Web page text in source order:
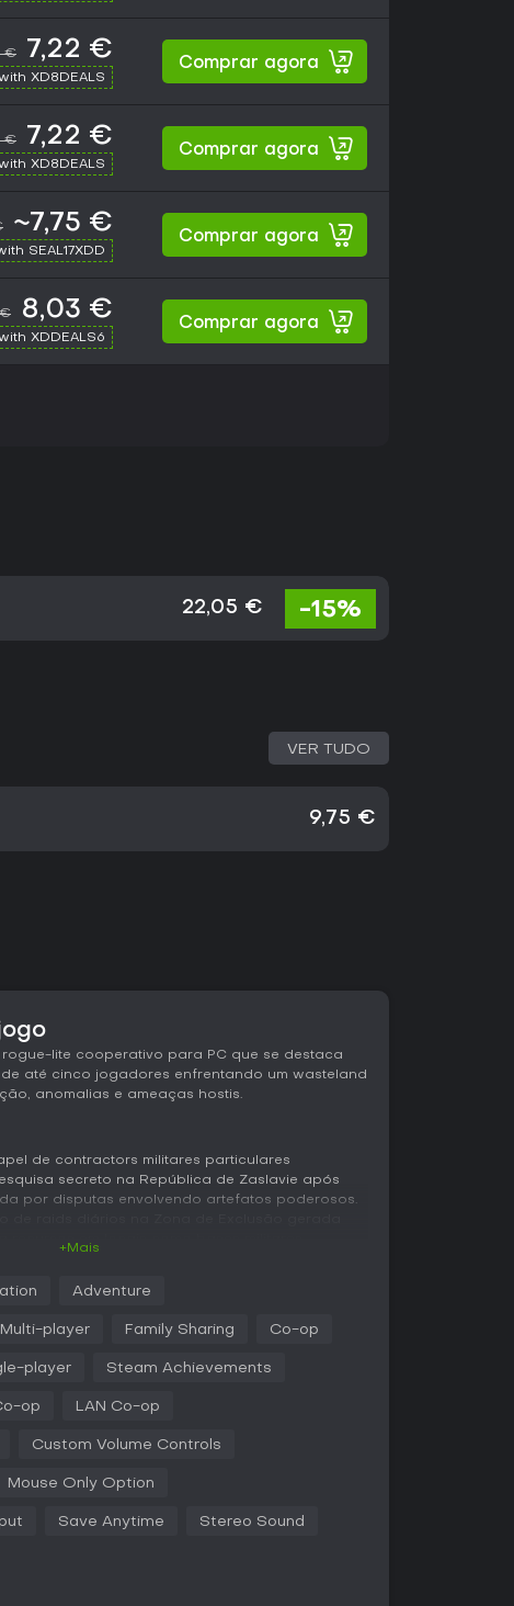
€ 7,22 €
XD8DEALS
Comprar agora
€ 7,22 €
XD8DEALS
Comprar agora
~7,75 €
SEAL17XDD
Comprar agora
€ 8,03 €
XDDEALS6
Comprar agora
22,05 € -15%
VER TUDO
9,75 €
rogue-lite cooperativo para PC que se destaca
até cinco jogadores enfrentando um wasteland
anomalias e ameaças hostis.
de contractors militares particulares
secreto na República de Zaslavie após
por disputas envolvendo artefatos poderosos.
elevado pode causar alucinações,
ajudar ou prejudicar, além de sobreviventes
efeitos especiais, costumam se esconder
cômodos, geradores a gás, energia solar ou até
cultivo de alimentos e decoração com itens
permite trocar loot e artefatos com um
sobreviventes ou apenas relaxar com uma
+Mais
Adventure
Multi-player Family Sharing Co-op
player Steam Achievements
op LAN Co-op
Custom Volume Controls
Mouse Only Option
Save Anytime Stereo Sound